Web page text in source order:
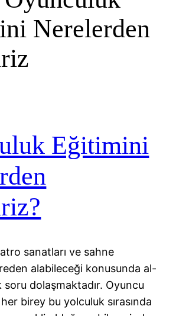
Nerelerden
Eğitimini
sanatları ve sahne
alabileceği konusunda al-
soru dolaşmaktadır. Oyuncu
birey bu yolculuk sırasında